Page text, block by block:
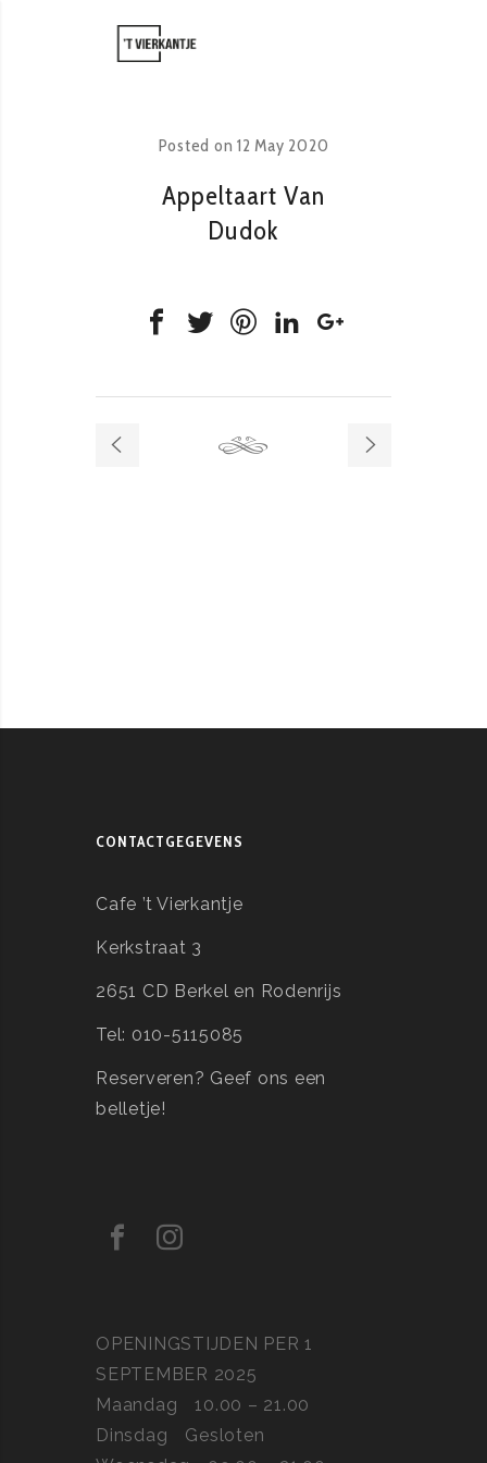
Posted on12 May 2020
Appeltaart Van
Dudok
CONTACTGEGEVENS
Cafe ’t Vierkantje
Kerkstraat 3
2651 CD Berkel en Rodenrijs
Tel: 010-5115085
Reserveren? Geef ons een
belletje!
OPENINGSTIJDEN PER 1
SEPTEMBER 2025
Maandag
10.00 – 21.00
Dinsdag
Gesloten